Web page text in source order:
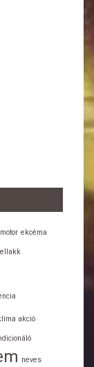
ekcéma
akció
neves